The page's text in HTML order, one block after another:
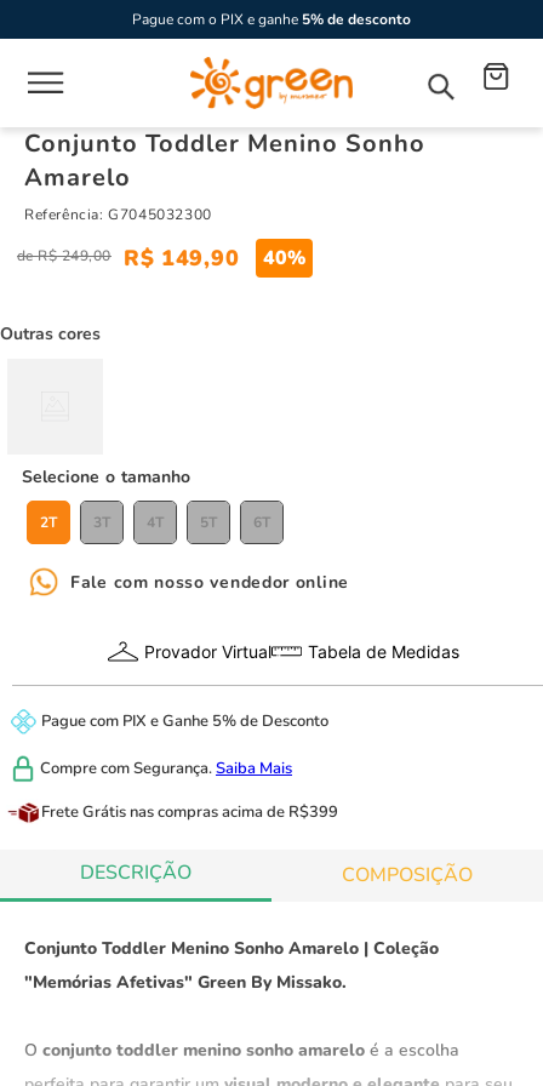
Pague com o PIX e ganhe 5% de desconto
Conjunto Toddler Menino Sonho
Amarelo
Referência:G7045032300
R$ 249,00 R$ 149,90 40%
Outras cores
tamanho
2T 3T 4T 5T 6T
Fale com nosso vendedor online
Provador Virtual Tabela de Medidas
Pague com PIX eGanhe 5% de Desconto
Compre comSegurança.Saiba Mais
Frete Grátis nas compras acima de R$399
DESCRIÇÃO COMPOSIÇÃO
Conjunto Toddler Menino Sonho Amarelo | Coleção
"Memórias Afetivas" Green By Missako.
O conjunto toddler menino sonho amarelo é a escolha